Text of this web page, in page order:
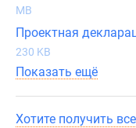
MB
Проектная
230 KB
Показать ещё
Хотите получить